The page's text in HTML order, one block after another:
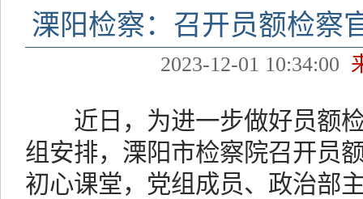
溧阳检察：召开员额检察
2023-12-01 10:34:00
近日，为进一步做好员额检
组安排，溧阳市检察院召开员
初心课堂，党组成员、政治部